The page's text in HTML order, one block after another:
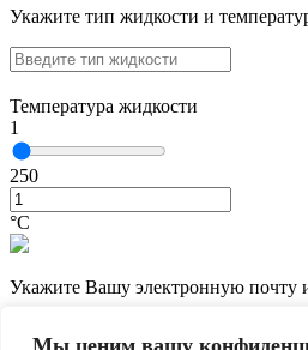
Мы ценим вашу
Укажите тип жидкости и
Температура жидкости
1
250
°С
Укажите Вашу электронную почту